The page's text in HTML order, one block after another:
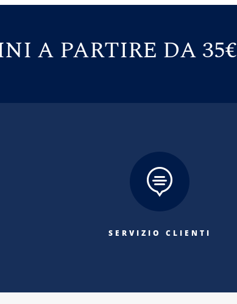
A PARTIRE DA 35€

SERVIZIO CLIENTI